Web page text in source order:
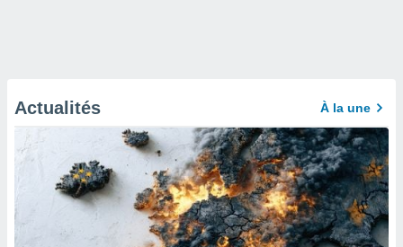
Actualités À la une